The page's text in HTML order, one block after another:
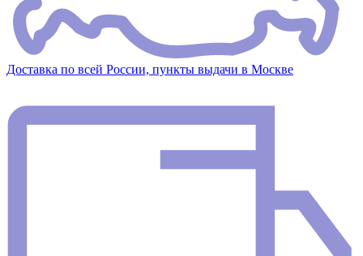
Доставка по всей России, пункты выдачи в Москве